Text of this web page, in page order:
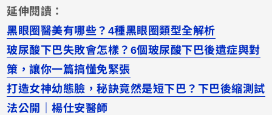
延伸閱讀：
黑眼圈醫美有哪些？4種黑眼圈類型全解析
玻尿酸下巴失敗會怎樣？6個玻尿酸下巴後遺症與對
策，讓你一篇搞懂免緊張
打造女神幼態臉，秘訣竟然是短下巴？下巴後縮測試
法公開｜楊仕安醫師